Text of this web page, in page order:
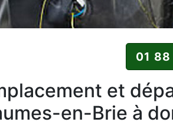
01
et
en-Brie à